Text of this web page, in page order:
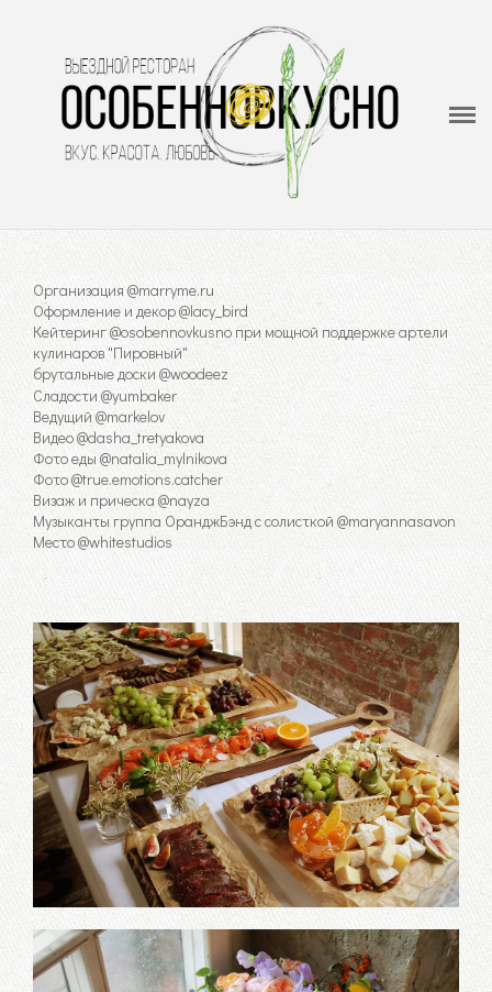
Выездной ресторан - кейтеринг
Меню
Отзывы
Контакты
Организация @marryme.ru
Оформление и декор @lacy_bird
Кейтеринг @osobennovkusno при мощной поддержке артели
кулинаров "Пировный"
брутальные доски @woodeez
Сладости @yumbaker
Ведущий @markelov
Видео @dasha_tretyakova
Фото еды @natalia_mylnikova
Фото @true.emotions.catcher
Визаж и прическа @nayza
Музыканты группа ОранджБэнд с солисткой @maryannasavon
Место @whitestudios